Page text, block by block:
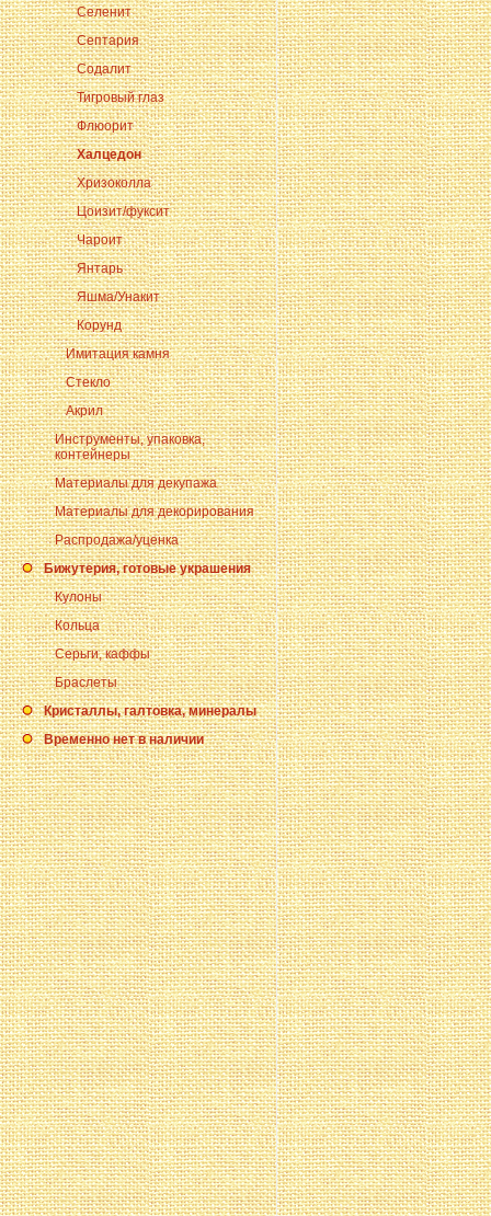
Селенит
Септария
Содалит
Тигровый глаз
Флюорит
Халцедон
Хризоколла
Цоизит/фуксит
Чароит
Янтарь
Яшма/Унакит
Корунд
Имитация камня
Стекло
Акрил
Инструменты, упаковка,
контейнеры
Материалы для декупажа
Материалы для декорирования
Распродажа/уценка
Бижутерия, готовые украшения
Кулоны
Кольца
Серьги, каффы
Браслеты
Кристаллы, галтовка, минералы
Временно нет в наличии